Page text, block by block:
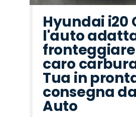
Hyundai i20
l'auto
caro
Tua in
consegna
Auto